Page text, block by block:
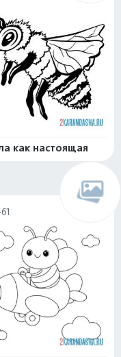
как настоящая